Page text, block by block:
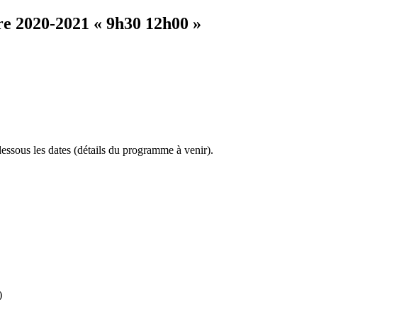
2020-2021 « 9h30 12h00 »
les dates (détails du programme à venir).